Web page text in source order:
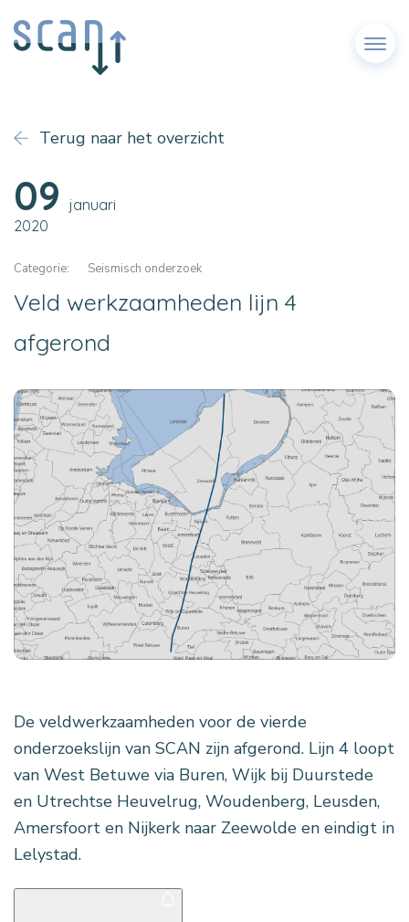
Menu
Terug naar het overzicht
09
januari
2020
Categorie: Seismisch onderzoek
Veld werkzaamheden lijn 4
afgerond
De veldwerkzaamheden voor de vierde
onderzoekslijn van SCAN zijn afgerond. Lijn 4 loopt
van West Betuwe via Buren, Wijk bij Duurstede
en Utrechtse Heuvelrug, Woudenberg, Leusden,
Amersfoort en Nijkerk naar Zeewolde en eindigt in
Lelystad.